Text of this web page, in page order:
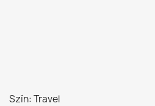
Szín: Travel